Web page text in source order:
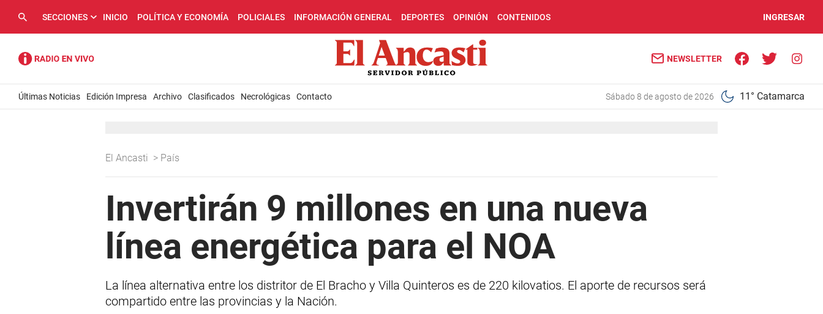
SECCIONES INICIO POLÍTICA Y ECONOMÍA POLICIALES INFORMACIÓN GENERAL DEPORTES OPINIÓN CONTENIDOS INGRESAR
NEWSLETTER
Últimas Noticias Edición Impresa Archivo Clasificados Necrológicas Contacto sábado 8 de agosto de 2026 11° Catamarca
El Ancasti > País
Invertirán 9 millones en una nueva
línea energética para el NOA
La línea alternativa entre los distritor de El Bracho y Villa Quinteros es de 220 kilovatios. El aporte de recursos será
compartido entre las provincias y la Nación.